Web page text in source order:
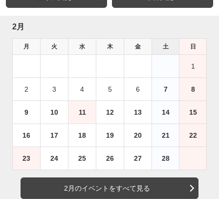
2月
月 火 水 木 金 土 日
1
2 3 4 5 6 7 8
9 10 11 12 13 14 15
16 17 18 19 20 21 22
23 24 25 26 27 28
2月のイベントをすべて見る